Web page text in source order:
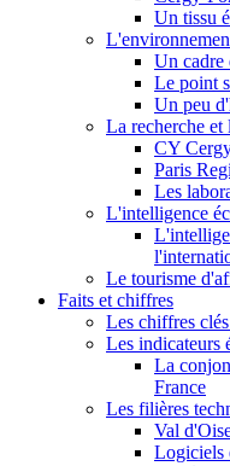
Un tissu
Un cadre
Le point
Un peu
La recherche
CY
Paris
Les
L'intelligence
Le tourisme
Faits et chiffres
Les chiffres
Les indicateurs
La
France
Les filières
Val
Logiciels